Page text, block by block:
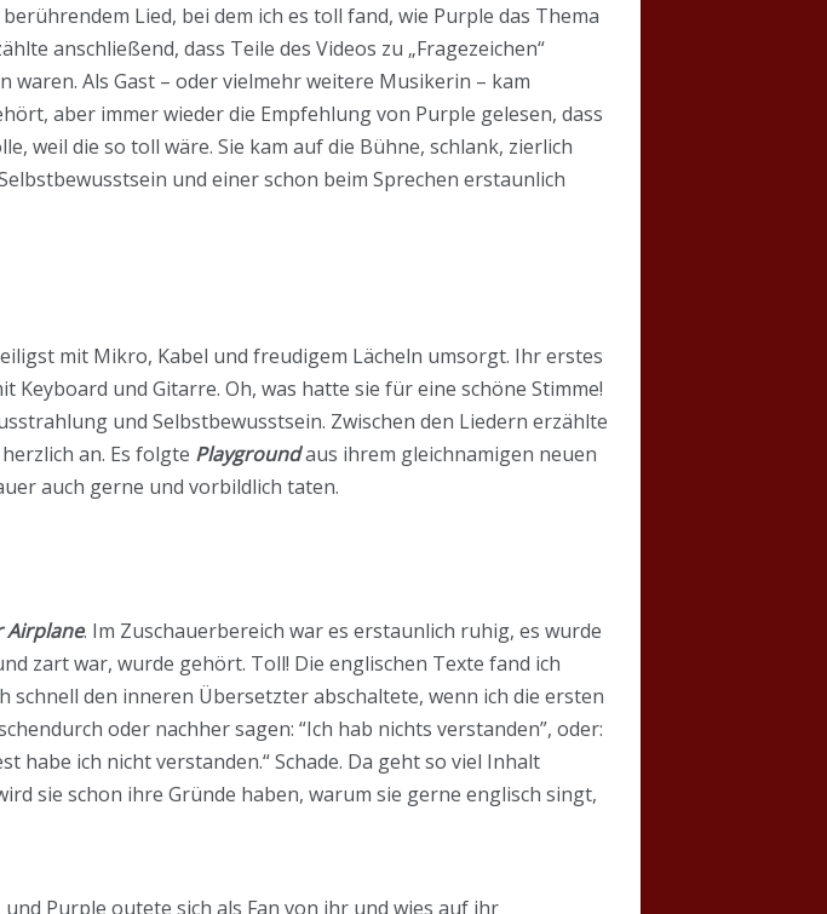
Lied, bei dem ich es toll fand, wie Purple das Thema
anschließend, dass Teile des Videos zu „Fragezeichen“
Als Gast – oder vielmehr weitere Musikerin – kam
aber immer wieder die Empfehlung von Purple gelesen, dass
weil die so toll wäre. Sie kam auf die Bühne, schlank, zierlich
und einer schon beim Sprechen erstaunlich
mit Mikro, Kabel und freudigem Lächeln umsorgt. Ihr erstes
Keyboard und Gitarre. Oh, was hatte sie für eine schöne Stimme!
und Selbstbewusstsein. Zwischen den Liedern erzählte
an. Es folgte Playgroundaus ihrem gleichnamigen neuen
auch gerne und vorbildlich taten.
Airplane. Im Zuschauerbereich war es erstaunlich ruhig, es wurde
zart war, wurde gehört. Toll! Die englischen Texte fand ich
den inneren Übersetzter abschaltete, wenn ich die ersten
oder nachher sagen: “Ich hab nichts verstanden”, oder:
habe ich nicht verstanden.“ Schade. Da geht so viel Inhalt
sie schon ihre Gründe haben, warum sie gerne englisch singt,
Purple outete sich als Fan von ihr und wies auf ihr